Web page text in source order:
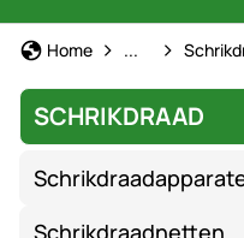
Home Schrikdraad
...
SCHRIKDRAAD
Schrikdraadnetten